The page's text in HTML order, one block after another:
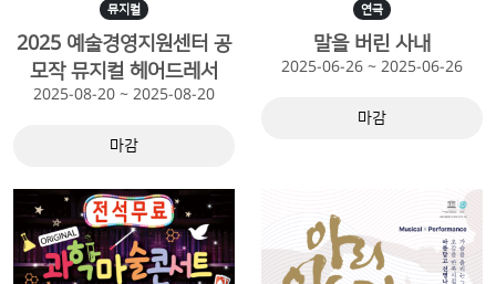
뮤지컬
2025 예술경영지원센터 공
모작 뮤지컬 헤어드레서
2025-08-20 ~ 2025-08-20
마감
연극
말을 버린 사내
2025-06-26 ~ 2025-06-26
마감